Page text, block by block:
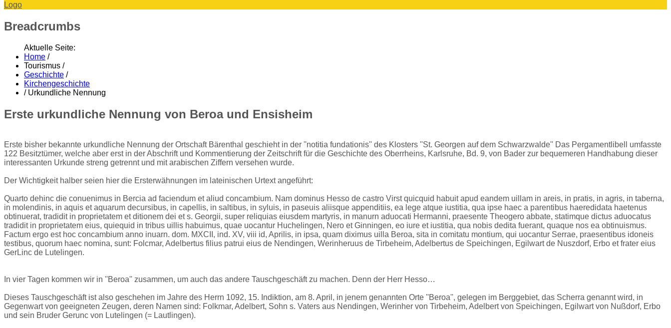
Logo
Breadcrumbs
Aktuelle Seite:
Home /
Tourismus /
Geschichte /
Kirchengeschichte
/ Urkundliche Nennung
Erste urkundliche Nennung von Beroa und Ensisheim
Erste bisher bekannte urkundliche Nennung der Ortschaft Bärenthal geschieht in der ''notitia fundationis'' des Klosters ''St. Georgen auf dem Schwarzwalde'' Das Pergamentlibell umfasste
122 Besitztümer, welche aber erst in der Abschrift und Kommentierung der Zeitschrift für die Geschichte des Oberrheins, Karlsruhe, Bd. 9, von Bader zur bequemeren Handhabung dieser
interessanten Urkunde streng getrennt und mit arabischen Ziffern versehen wurde.
Der Wichtigkeit halber seien hier die Ersterwähnungen im lateinischen Urtext angeführt:
Quarto dehinc die conuenimus in Bercia ad faciendum et aliud concambium. Nam dominus Hesso de castro Virst quicquid habuit apud eandem uillam in areis, in pratis, in agris, in taberna,
in molendinis, in aquis et aquarum decursibus, in capellis, in saltibus, in syluis, in paseuis aliisque appenditiis, ea lege atque iustitia, qua ipse haec a parentibus haeredidata haetenus
obtinuerat, tradidit in proprietatem et ditionem dei et s. Georgii, super reliquias eiusdem martyris, in manurn aduocati Hermanni, praesente Theogero abbate, statimque dictus aduocatus
tradidit in proprietatem eius, quiequid in tribus uillis habuimus, quae uocantur Huchelingen, Nero et Ginningen, eo iure et iustitia, qua nobis dedita fuerant, quaque nos ea obtinuismus.
Factum ergo est hoc concambium anno inuarn. dom. MXCII, ind. XV, viii id, Aprilis, in ipsa, quam diximus uilla Beroa, sita in comitatu montium, qui uocantur Serrae, praesentibus idoneis
testibus, quorum haec nomina, sunt: Folcmar, Adelbertus filius patrui eius de Nendingen, Werinheruus de Tirbeheim, Adelbertus de Speichingen, Egilwart de Nuszdorf, Erbo et frater eius
GerLinc de Lutelingen.
In vier Tagen kommen wir in ''Beroa'' zusammen, um auch das andere Tauschgeschäft zu machen. Denn der Herr Hesso…
Dieses Tauschgeschäft ist also geschehen im Jahre des Herrn 1092, 15. Indiktion, am 8. April, in jenem genannten Orte ''Beroa'', gelegen im Berggebiet, das Scherra genannt wird, in
Gegenwart von geeigneten Zeugen, deren Namen sind: Folkmar, Adelbert, Sohn s. Vaters aus Nendingen, Werinher von Tirbeheim, Adelbert von Speichingen, Egilwart von Nußdorf, Erbo
und sein Bruder Gerunc von Lutelingen (= Lautlingen).